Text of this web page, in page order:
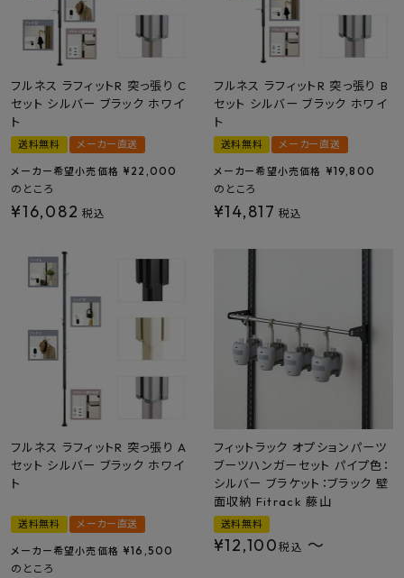
フルネス ラフィットR 突っ張り C
セット シルバー ブラック ホワイ
ト
送料無料 メーカー直送
メーカー希望小売価格 ¥ 22,000
のところ
¥16,082 税込
フルネス ラフィットR 突っ張り B
セット シルバー ブラック ホワイ
ト
送料無料 メーカー直送
メーカー希望小売価格 ¥19,800
のところ
¥14,817 税込
フルネス ラフィットR 突っ張り A
セット シルバー ブラック ホワイ
ト
送料無料 メーカー直送
メーカー希望小売価格 ¥16,500
のところ
フィットラック オプションパーツ
ブーツハンガーセット パイプ色：
シルバー ブラケット：ブラック 壁
面収納 Fitrack 藤山
送料無料
¥12,100税込 〜